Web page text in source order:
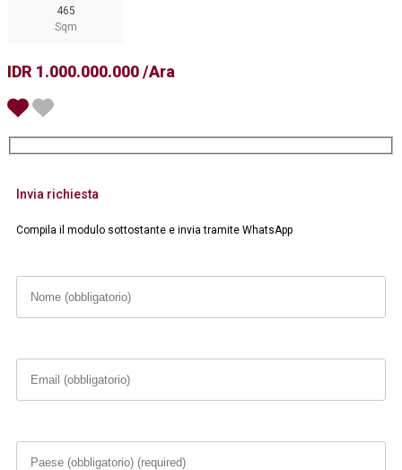
465
Sqm
IDR 1.000.000.000 /Ara
Invia richiesta
Compila il modulo sottostante e invia tramite WhatsApp